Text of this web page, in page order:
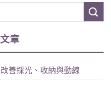
章
善採光、收納與動線